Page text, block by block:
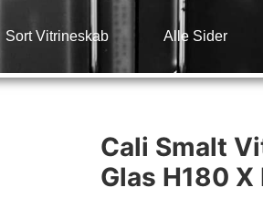
Sort Vitrineskab Alle Sider
Cali Smalt
Glas H180 X